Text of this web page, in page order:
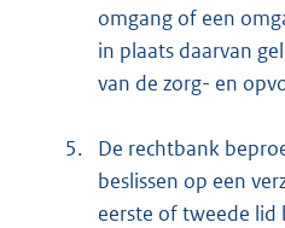
omgang of een
in plaats daarvan
van de zorg- en
5.
De rechtbank
beslissen op een
eerste of tweede lid